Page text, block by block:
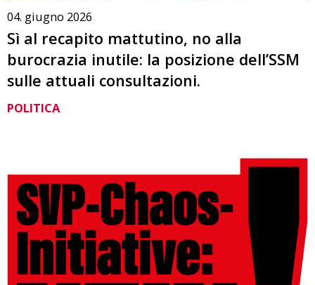
04. giugno 2026
Sì al recapito mattutino, no alla
burocrazia inutile: la posizione dell’SSM
sulle attuali consultazioni.
POLITICA